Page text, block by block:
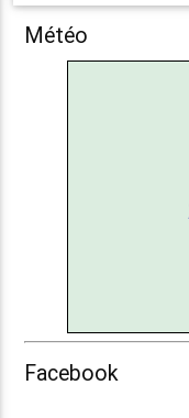
Météo
Facebook